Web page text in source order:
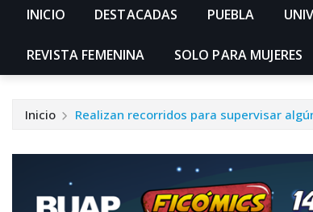
INICIO DESTACADAS PUEBLA
REVISTA FEMENINA SOLO PARA MUJERES
Inicio Realizan recorridos para supervisar